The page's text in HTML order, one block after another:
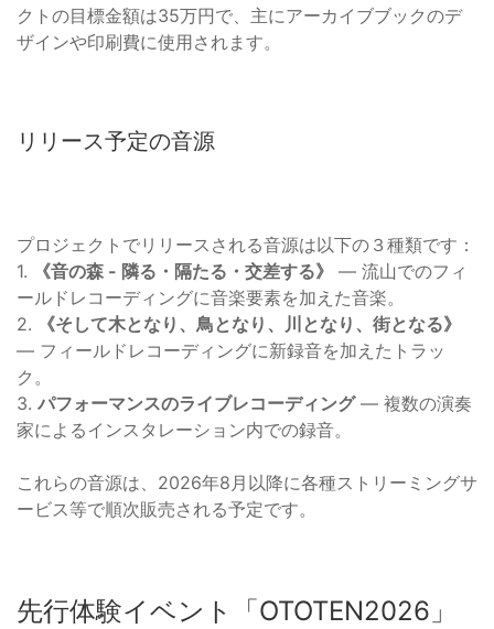
クトの目標金額は35万円で、主にアーカイブブックのデ
ザインや印刷費に使用されます。
リリース予定の音源
プロジェクトでリリースされる音源は以下の３種類です：
1.
《音の森 - 隣る・隔たる・交差する》
— 流山でのフィ
ールドレコーディングに音楽要素を加えた音楽。
2.
《そして木となり、鳥となり、川となり、街となる》
— フィールドレコーディングに新録音を加えたトラッ
ク。
3. パフォーマンスのライブレコーディング— 複数の演奏
家によるインスタレーション内での録音。
これらの音源は、2026年8月以降に各種ストリーミングサ
ービス等で順次販売される予定です。
先行体験イベント「OTOTEN2026」